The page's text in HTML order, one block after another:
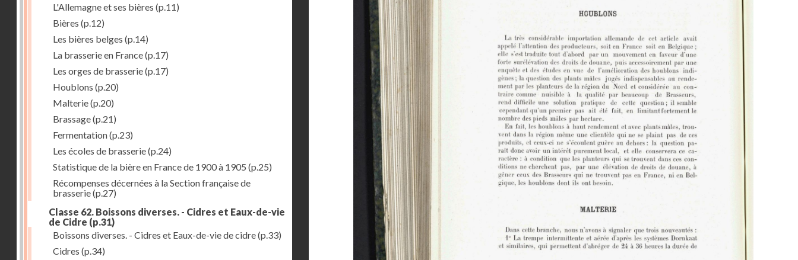
L'Allemagne et ses bières (p.11)
Bières (p.12)
Les bières belges (p.14)
La brasserie en France(p.17)
Les orges de brasserie(p.17)
Houblons (p.20)
Malterie(p.20)
Brassage(p.21)
Fermentation(p.23)
Les écoles de brasserie(p.24)
Statistique de la bière en France de 1900 à 1905 (p.25)
Récompenses décernées à la Section française de
brasserie(p.27)
Classe 62. Boissons diverses. - Cidres et Eaux-de-vie
de Cidre (p.31)
Boissons diverses. - Cidres et Eaux-de-vie de cidre(p.33)
Cidres (p.34)